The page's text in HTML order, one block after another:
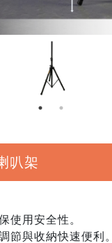
叭架
使用安全性。
節與收納快速便利。